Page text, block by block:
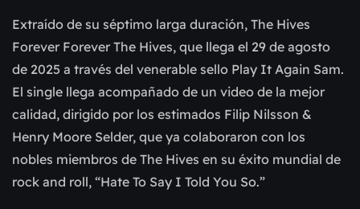
Extraído de su séptimo larga duración, The Hives
Forever Forever The Hives, que llega el 29 de agosto
de 2025 a través del venerable sello Play It Again Sam.
El single llega acompañado de un video de la mejor
calidad, dirigido por los estimados Filip Nilsson &
Henry Moore Selder, que ya colaboraron con los
nobles miembros de The Hives en su éxito mundial de
rock and roll, “Hate To Say I Told You So.”